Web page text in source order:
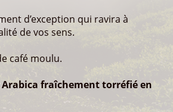
d’exception qui ravira à
de vos sens.
café moulu.
Arabica fraîchement torréfié en